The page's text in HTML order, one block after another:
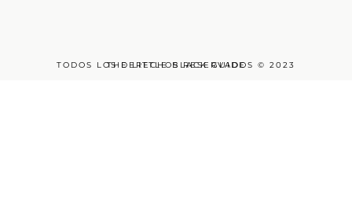
TODOS LOS DERECHOS RESERVADOS © 2023
THE LITTLE BLACK GUIDE